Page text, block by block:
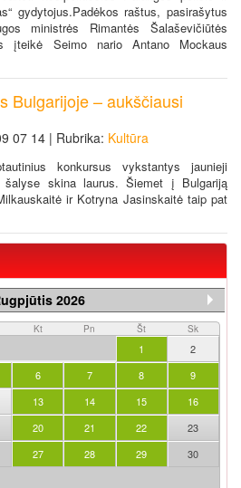
gydytojus.Padėkos raštus, pasirašytus
ministrės Rimantės Šalaševičiūtės
įteikė Seimo nario Antano Mockaus
Bulgarijoje – aukščiausi
07 14 | Rubrika: Kultūra
konkursus vykstantys jaunieji
šalyse skina laurus. Šiemet į Bulgariją
ir Kotryna Jasinskaitė taip pat
2026
Kt Pn Št Sk
1
2
6 7 8
9
13 14 15
16
20 21 22
23
27 28 29
30